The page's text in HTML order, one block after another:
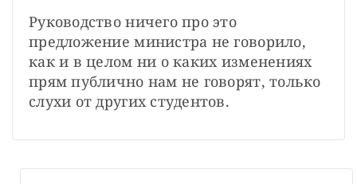
Руководство ничего про это
предложение министра не говорило,
как и в целом ни о каких изменениях
прям публично нам не говорят, только
слухи от других студентов.